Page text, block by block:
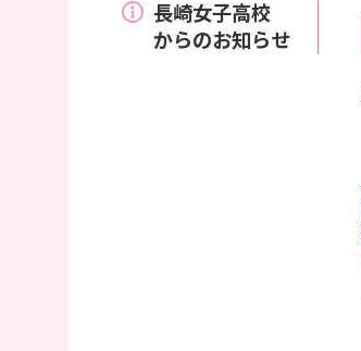
長崎女子高校
からのお知らせ